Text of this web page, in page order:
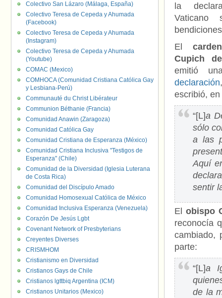
la
Vaticano
El
Cupich
emitió
declaración
escribió,
“[L]a
sólo
a las
Aquí
sentir
El obispo
reconocía
cambiado,
parte:
“[L]a
de la
Colectivo San Lázaro (Málaga, España)
Colectivo Teresa de Cepeda y Ahumada
(Facebook)
Colectivo Teresa de Cepeda y Ahumada
(Instagram)
Colectivo Teresa de Cepeda y Ahumada
(Youtube)
COMAC (Mexico)
COMHOCA (Comunidad Cristiana Católica Gay
y Lesbiana-Perú)
Communauté du Christ Libérateur
Communion Béthanie (Francia)
Comunidad Anawin (Zaragoza)
Comunidad Católica Gay
Comunidad Cristiana de Esperanza (México)
Comunidad Cristiana Inclusiva "Testigos de
Esperanza" (Chile)
Comunidad de la Diversidad (Iglesia Luterana
de Costa Rica)
Comunidad del Discípulo Amado
Comunidad Homosexual Católica de México
Comunidad Inclusiva Esperanza (Venezuela)
Corazón De Jesús Lgbt
Covenant Network of Presbyterians
Creyentes Diverses
CRISMHOM
Cristianismo en Diversidad
Cristianos Gays de Chile
Cristianos lgttbiq Argentina (ICM)
Cristianos Unitarios (Mexico)